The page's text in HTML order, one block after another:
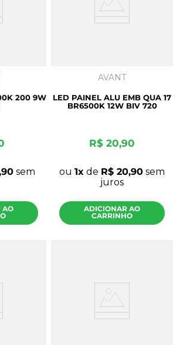
200 9W
90sem
AO
AVANT
LED PAINEL ALU EMB QUA 17
BR6500K 12W BIV 720
R$ 20,90
ou 1 de R$ 20,90 sem
juros
ADICIONAR AO
CARRINHO